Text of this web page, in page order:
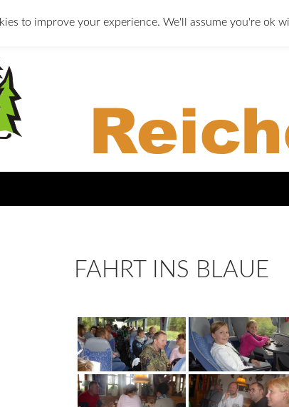
to improve your experience. We'll assume you're ok
FAHRT INS BLAUE